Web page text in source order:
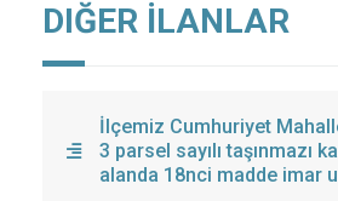
DIĞER İLANLAR
İlçemiz Cumhuriyet
3 parsel sayılı taşınmazı
alanda 18nci madde imar